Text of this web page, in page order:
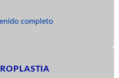
completo